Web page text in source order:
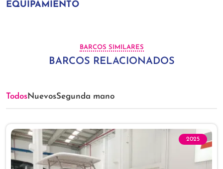
EQUIPAMIENTO
BARCOS SIMILARES
BARCOS RELACIONADOS
TodosNuevosSegunda mano
2025